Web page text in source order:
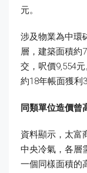
元。
涉及物業為中環
層，建築面積約
交，呎價9,554
約18年帳面獲利
同類單位造價曾
資料顯示，太富
中央冷氣，各層
一個同樣面積的